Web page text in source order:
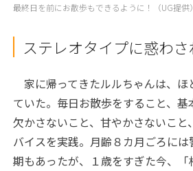
最終日を前にお散歩もできるように！（UG提供）
ステレオタイプに惑わ
家に帰ってきたルルちゃんは、ほ
ていた。毎日お散歩をすること、基
欠かさないこと、甘やかさないこと
バイスを実践。月齢８カ月ごろに
期もあったが、１歳をすぎた今、